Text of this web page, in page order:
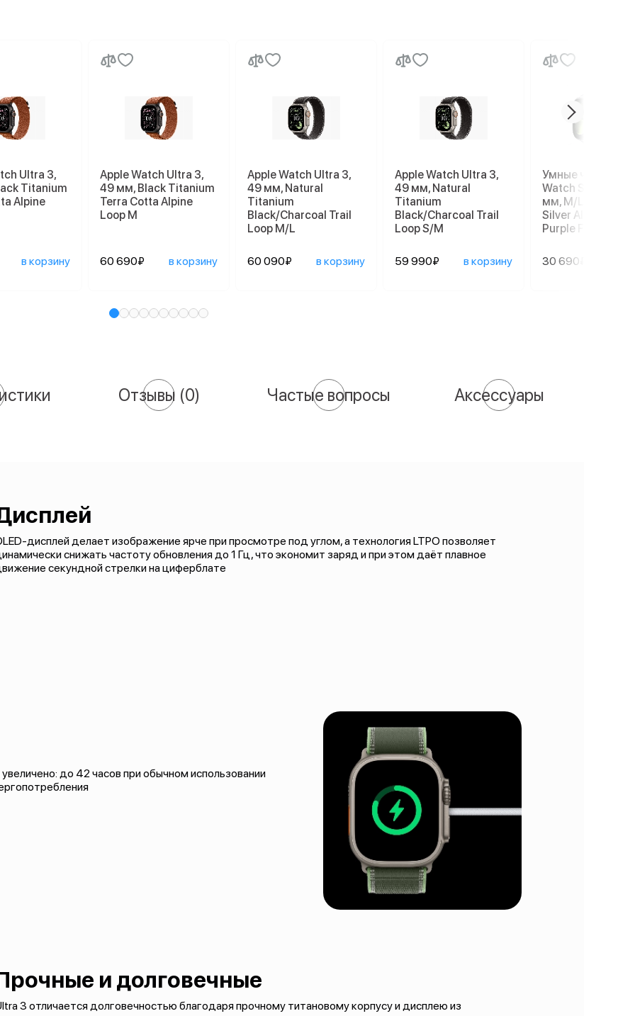
Ultra 3,
Titanium
Alpine
в корзину
Apple Watch Ultra 3,
49 мм, Black Titanium
Terra Cotta Alpine
Loop M
60 690₽ в корзину
Apple Watch Ultra 3,
49 мм, Natural
Titanium
Black/Charcoal Trail
Loop M/L
60 090₽ в корзину
Apple Watch Ultra 3,
49 мм, Natural
Titanium
Black/Charcoal Trail
Loop S/M
59 990₽ в корзину
Умные часы
Watch Series 11
мм, M/L
Silver Aluminum
Purple Fog Sport
30 690₽
Отзывы (0) Частые вопросы Аксессуары
дисплей делает изображение ярче при просмотре под углом, а технология LTPO позволяет
снижать частоту обновления до 1 Гц, что экономит заряд и при этом даёт плавное
секундной стрелки на циферблате
до 42 часов при обычном использовании
и долговечные
3 отличается долговечностью благодаря прочному титановому корпусу и дисплею из